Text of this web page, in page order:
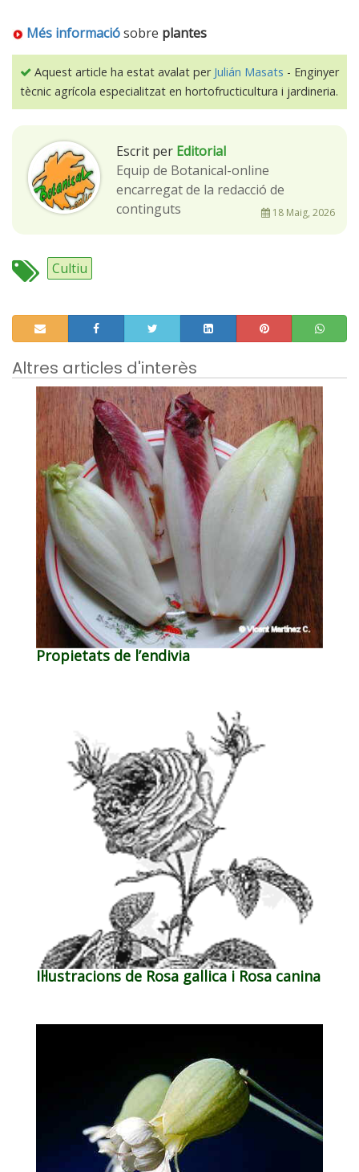
Més informaciósobre plantes
Aquest article ha estat avalat per Julián Masats - Enginyer
tècnic agrícola especialitzat en hortofructicultura i jardineria.
Escrit per Editorial
Equip de Botanical-online
encarregat de la redacció de
continguts
18 Maig, 2026
Cultiu
Altres articles d'interès
Propietats de l’endivia
Il·lustracions de Rosa gallica i Rosa canina